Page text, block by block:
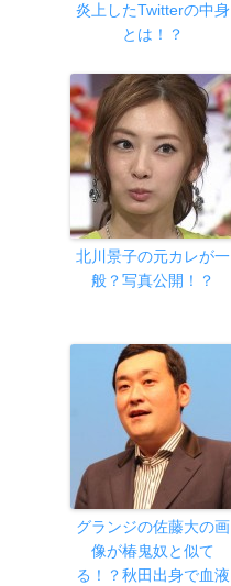
炎上したTwitterの中身
とは！？
北川景子の元カレが一
般？写真公開！？
グランジの佐藤大の画
像が椿鬼奴と似て
る！？秋田出身で血液